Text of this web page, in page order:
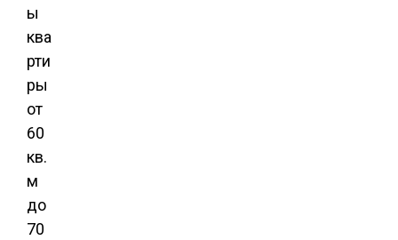
ы
ква
рти
ры
от
60
кв.
м
до
70